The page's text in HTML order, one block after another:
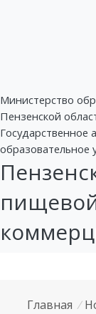
Министерство
Пензенской
Государственное
образовательное
Главная /